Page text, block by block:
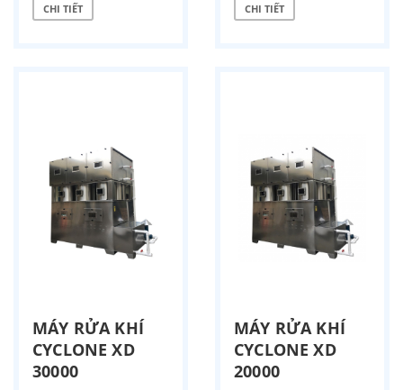
CHI TIẾT CHI TIẾT
MÁY RỬA KHÍ
CYCLONE XD
30000
MÁY RỬA KHÍ
CYCLONE XD
20000